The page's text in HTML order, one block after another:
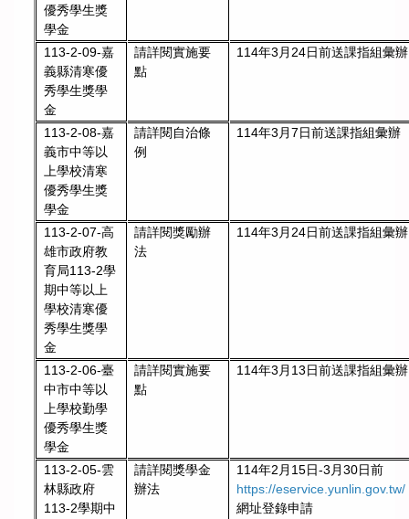
優秀學生獎
學金
113-2-09-嘉
義縣清寒優
秀學生獎學
金
請詳閱實施要
點
114年3月24日前送課指組彙辦
113-2-08-嘉
義市中等以
上學校清寒
優秀學生獎
學金
請詳閱自治條
例
114年3月7日前送課指組彙辦
113-2-07-高
雄市政府教
育局113-2學
期中等以上
學校清寒優
秀學生獎學
金
請詳閱獎勵辦
法
114年3月24日前送課指組彙辦
113-2-06-臺
中市中等以
上學校勤學
優秀學生獎
學金
請詳閱實施要
點
114年3月13日前送課指組彙辦
113-2-05-雲
林縣政府
113-2學期中
請詳閱獎學金
辦法
114年2月15日-3月30日前
https://eservice.yunlin.gov.tw/
網址登錄申請